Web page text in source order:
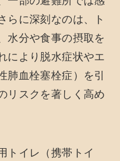
らに深刻なのは、ト
水分や食事の摂取を
により脱水症状やエ
肺血栓塞栓症）を引
リスクを著しく高め
トイレ（携帯トイ